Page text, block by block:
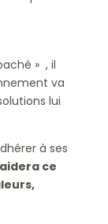
» , il
va
lui
à ses
ce